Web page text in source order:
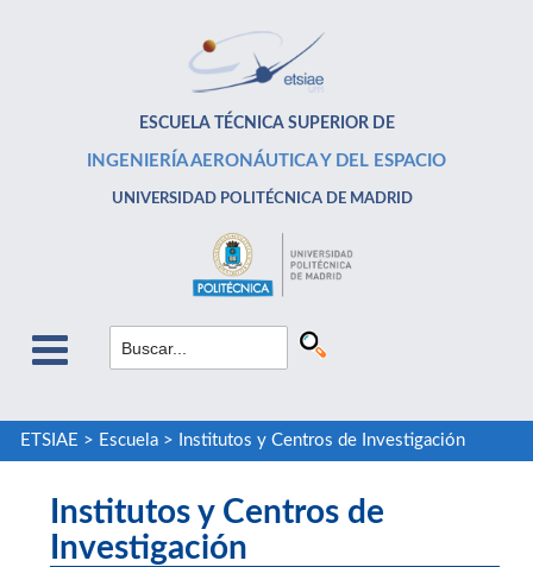
ESCUELA TÉCNICA SUPERIOR DE
INGENIERÍA AERONÁUTICA Y DEL ESPACIO
UNIVERSIDAD POLITÉCNICA DE MADRID
ETSIAE > Escuela> Institutos y Centros de Investigación
Institutos y Centros de
Investigación